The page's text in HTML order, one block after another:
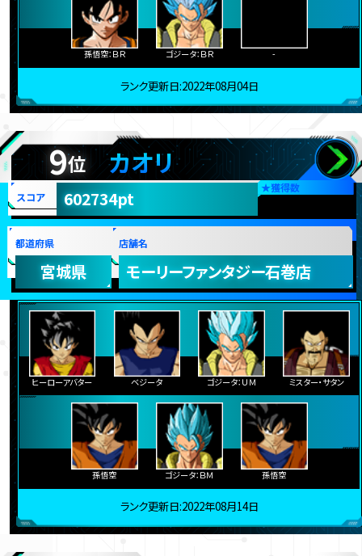
孫悟空：ＢＲ ゴジータ：ＢＲ -
ランク更新日:2022年08月04日
9位 カオリ
★獲得数
スコア 602734pt
都道府県
宮城県
店舗名
モーリーファンタジー石巻店
ヒーローアバター ベジータ ゴジータ：ＵＭ ミスター・サタン
孫悟空 ゴジータ：ＢＭ 孫悟空
ランク更新日:2022年08月14日